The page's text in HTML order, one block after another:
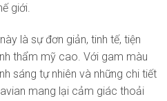
giới.
là sự đơn giản, tinh tế, tiện
thẩm mỹ cao. Với gam màu
sáng tự nhiên và những chi tiết
mang lại cảm giác thoải